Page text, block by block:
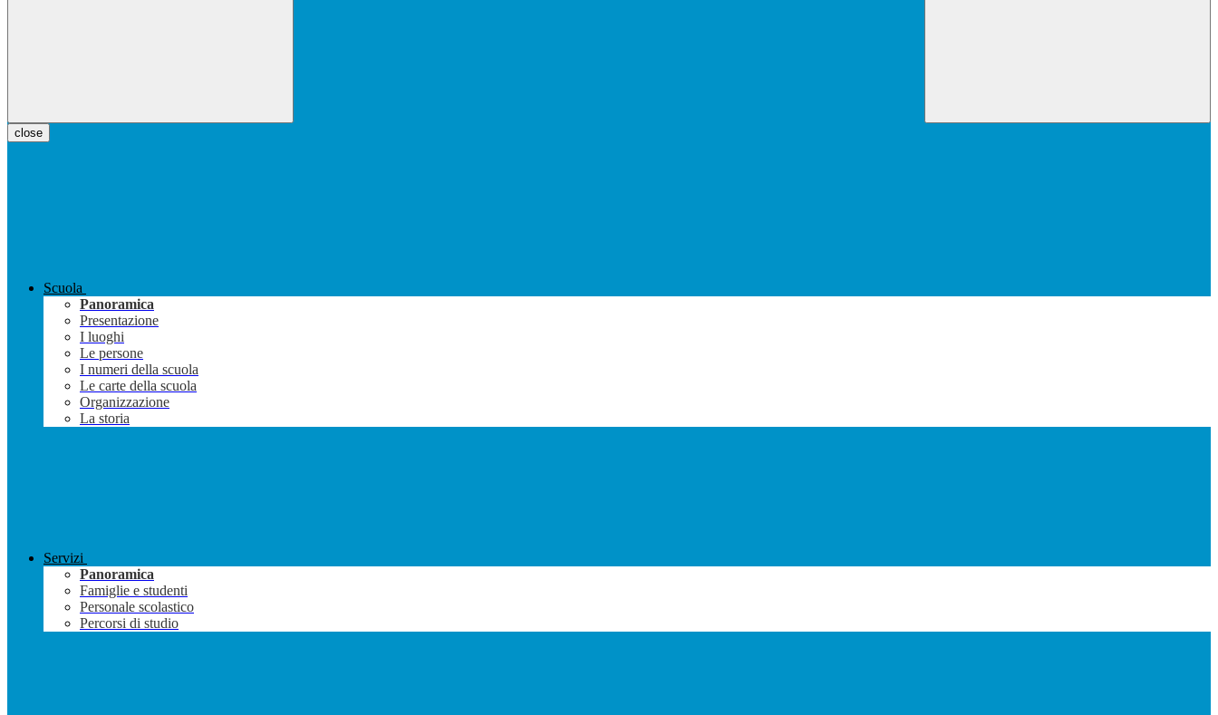
close
Scuola
Panoramica
Presentazione
I luoghi
Le persone
I numeri della scuola
Le carte della scuola
Organizzazione
La storia
Servizi
Panoramica
Famiglie e studenti
Personale scolastico
Percorsi di studio